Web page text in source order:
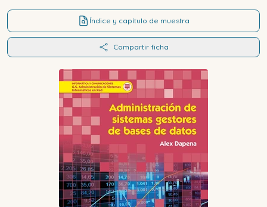
Índice y capítulo de muestra
Compartir ficha